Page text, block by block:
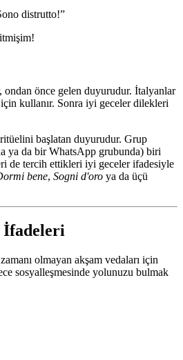
distrutto!”
ondan önce gelen duyurudur. İtalyanlar
kullanır. Sonra iyi geceler dilekleri
başlatan duyurudur. Grup
ya da bir WhatsApp grubunda) biri
de tercih ettikleri iyi geceler ifadesiyle
bene, Sogni d'oro ya da üçü
İfadeleri
olmayan akşam vedaları için
sosyalleşmesinde yolunuzu bulmak